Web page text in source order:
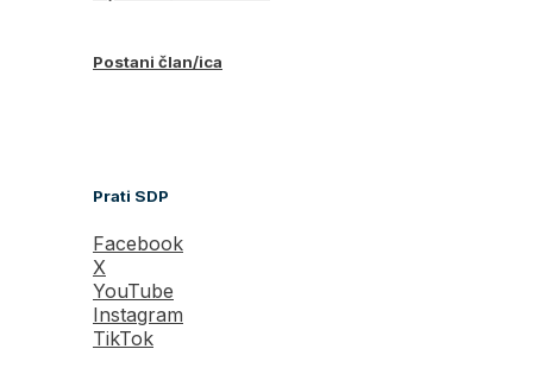
Postani član/ica
Prati SDP
Facebook
X
YouTube
Instagram
TikTok